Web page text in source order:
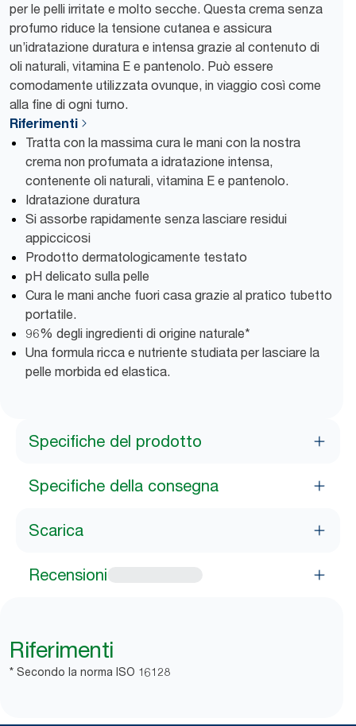
per le pelli irritate e molto secche. Questa crema senza
profumo riduce la tensione cutanea e assicura
un’idratazione duratura e intensa grazie al contenuto di
oli naturali, vitamina E e pantenolo. Può essere
comodamente utilizzata ovunque, in viaggio così come
alla fine di ogni turno.
Riferimenti
Tratta con la massima cura le mani con la nostra
crema non profumata a idratazione intensa,
contenente oli naturali, vitamina E e pantenolo.
Idratazione duratura
Si assorbe rapidamente senza lasciare residui
appiccicosi
Prodotto dermatologicamente testato
pH delicato sulla pelle
Cura le mani anche fuori casa grazie al pratico tubetto
portatile.
96% degli ingredienti di origine naturale*
Una formula ricca e nutriente studiata per lasciare la
pelle morbida ed elastica.
Specifiche del prodotto
Specifiche della consegna
Scarica
Recensioni
Riferimenti
* Secondo la norma ISO 16128